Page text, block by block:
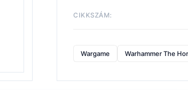
SQUADRON
CIKKSZÁM:
Wargame Warhammer The